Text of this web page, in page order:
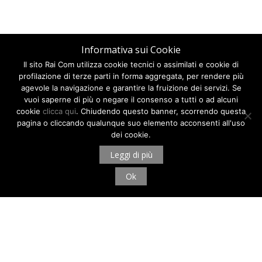
Informativa sui Cookie
Il sito Rai Com utilizza cookie tecnici o assimilati e cookie di
profilazione di terze parti in forma aggregata, per rendere più
agevole la navigazione e garantire la fruizione dei servizi. Se
vuoi saperne di più o negare il consenso a tutti o ad alcuni
cookie clicca qui. Chiudendo questo banner, scorrendo questa
pagina o cliccando qualunque suo elemento acconsenti all'uso
dei cookie.
Leggi di più
Ok